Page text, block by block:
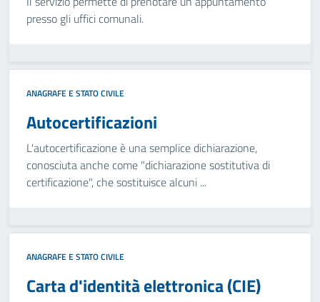
presso gli uffici comunali.
ANAGRAFE E STATO CIVILE
Autocertificazioni
L'autocertificazione è una semplice dichiarazione,
conosciuta anche come "dichiarazione sostitutiva di
certificazione", che sostituisce alcuni ...
ANAGRAFE E STATO CIVILE
Carta d'identità elettronica (CIE)